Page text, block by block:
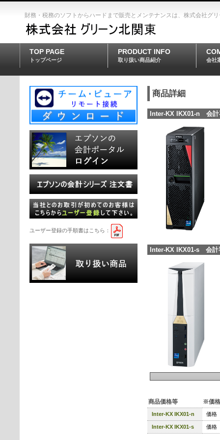
財務・税務のソフトからハードまで販売とメンテナンスは、株式会社グ
商品詳細
Inter-KX IKX01-n 会計
Inter-KX IKX01-s 会計
商品価格等 ※価格表
Inter-KX IKX01-n 価格
Inter-KX IKX01-s 価格
TOP PAGE
トップページ
PRODUCT INFO
取り扱い商品紹介 会社
ユーザー登録の手順書はこちら：